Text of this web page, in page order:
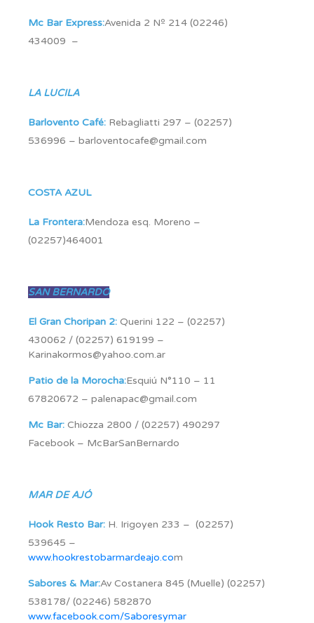
Mc Bar Express:Avenida 2 Nº 214 (02246)
434009 –
LA LUCILA
Barlovento Café: Rebagliatti 297 – (02257)
536996 – barloventocafe@gmail.com
COSTA AZUL
La Frontera:Mendoza esq. Moreno –
(02257)464001
SAN BERNARDO
El Gran Choripan 2: Querini 122 – (02257)
430062 / (02257) 619199 –
Karinakormos@yahoo.com.ar
Patio de la Morocha:Esquiú N°110 – 11
67820672 – palenapac@gmail.com
Mc Bar: Chiozza 2800 / (02257) 490297
Facebook – McBarSanBernardo
MAR DE AJÓ
Hook Resto Bar: H. Irigoyen 233 – (02257)
539645 –
www.hookrestobarmardeajo.com
Sabores & Mar:Av Costanera 845 (Muelle) (02257)
538178/ (02246) 582870
www.facebook.com/Saboresymar